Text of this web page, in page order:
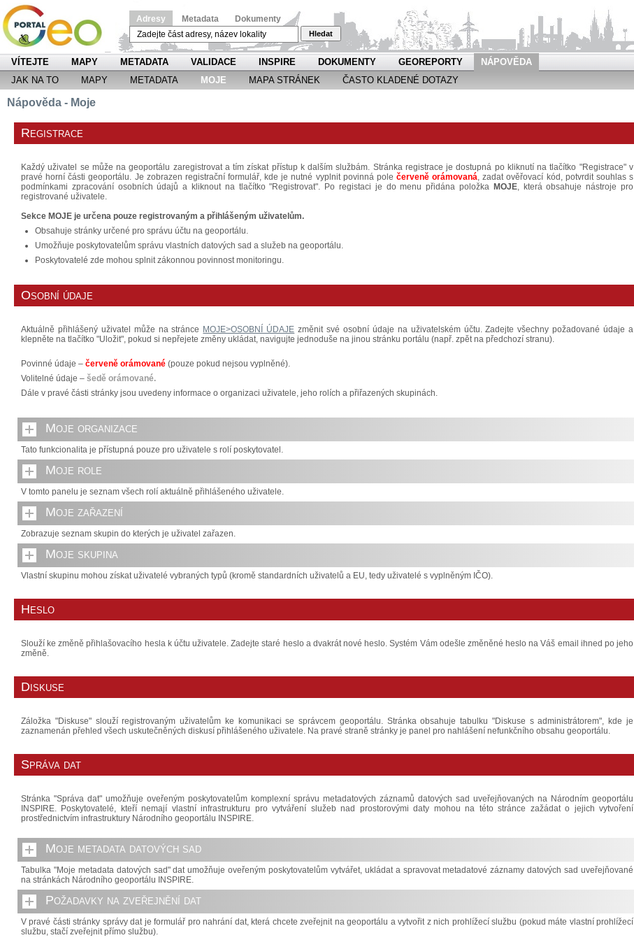
Adresy Metadata Dokumenty
Hledat
VÍTEJTE MAPY METADATA VALIDACE INSPIRE DOKUMENTY GEOREPORTY
NÁPOVĚDA
JAK NA TO
MAPY METADATA MOJE MAPA STRÁNEK ČASTO KLADENÉ DOTAZY
Nápověda - Moje
Registrace
Každý uživatel se může na geoportálu zaregistrovat a tím získat přístup k dalším službám. Stránka registrace je dostupná po kliknutí na tlačítko "Registrace" v
pravé horní části geoportálu. Je zobrazen registrační formulář, kde je nutné vyplnit povinná pole červeně orámovaná, zadat ověřovací kód, potvrdit souhlas s
podmínkami zpracování osobních údajů a kliknout na tlačítko "Registrovat". Po registaci je do menu přidána položka MOJE, která obsahuje nástroje pro
registrované uživatele.
Sekce MOJE je určena pouze registrovaným a přihlášeným uživatelům.
Obsahuje stránky určené pro správu účtu na geoportálu.
Umožňuje poskytovatelům správu vlastních datových sad a služeb na geoportálu.
Poskytovatelé zde mohou splnit zákonnou povinnost monitoringu.
Osobní údaje
Aktuálně přihlášený uživatel může na stránce MOJE>OSOBNÍ ÚDAJE změnit své osobní údaje na uživatelském účtu. Zadejte všechny požadované údaje a
klepněte na tlačítko "Uložit", pokud si nepřejete změny ukládat, navigujte jednoduše na jinou stránku portálu (např. zpět na předchozí stranu).
Povinné údaje – červeně orámované (pouze pokud nejsou vyplněné).
Volitelné údaje – šedě orámované.
Dále v pravé části stránky jsou uvedeny informace o organizaci uživatele, jeho rolích a přiřazených skupinách.
Moje organizace
Tato funkcionalita je přístupná pouze pro uživatele s rolí poskytovatel.
Moje role
V tomto panelu je seznam všech rolí aktuálně přihlášeného uživatele.
Moje zařazení
Zobrazuje seznam skupin do kterých je uživatel zařazen.
Moje skupina
Vlastní skupinu mohou získat uživatelé vybraných typů (kromě standardních uživatelů a EU, tedy uživatelé s vyplněným IČO).
Heslo
Slouží ke změně přihlašovacího hesla k účtu uživatele. Zadejte staré heslo a dvakrát nové heslo. Systém Vám odešle změněné heslo na Váš email ihned po jeho
změně.
Diskuse
Záložka "Diskuse" slouží registrovaným uživatelům ke komunikaci se správcem geoportálu. Stránka obsahuje tabulku "Diskuse s administrátorem", kde je
zaznamenán přehled všech uskutečněných diskusí přihlášeného uživatele. Na pravé straně stránky je panel pro nahlášení nefunkčního obsahu geoportálu.
Správa dat
Stránka "Správa dat" umožňuje oveřeným poskytovatelům komplexní správu metadatových záznamů datových sad uveřejňovaných na Národním geoportálu
INSPIRE. Poskytovatelé, kteří nemají vlastní infrastrukturu pro vytváření služeb nad prostorovými daty mohou na této stránce zažádat o jejich vytvoření
prostřednictvím infrastruktury Národního geoportálu INSPIRE.
Moje metadata datových sad
Tabulka "Moje metadata datových sad" dat umožňuje oveřeným poskytovatelům vytvářet, ukládat a spravovat metadatové záznamy datových sad uveřejňované
na stránkách Národního geoportálu INSPIRE.
Požadavky na zveřejnění dat
V pravé části stránky správy dat je formulář pro nahrání dat, která chcete zveřejnit na geoportálu a vytvořit z nich prohlížecí službu (pokud máte vlastní prohlížecí
službu, stačí zveřejnit přímo službu).